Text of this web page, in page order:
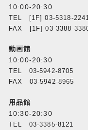
10:00-20:30
TEL [1F] 03-5318-
FAX [1F] 03-3388-
動画館
10:00-20:30
TEL 03-5942-8705
FAX 03-5942-8965
用品館
10:30-20:30
TEL 03-3385-8121